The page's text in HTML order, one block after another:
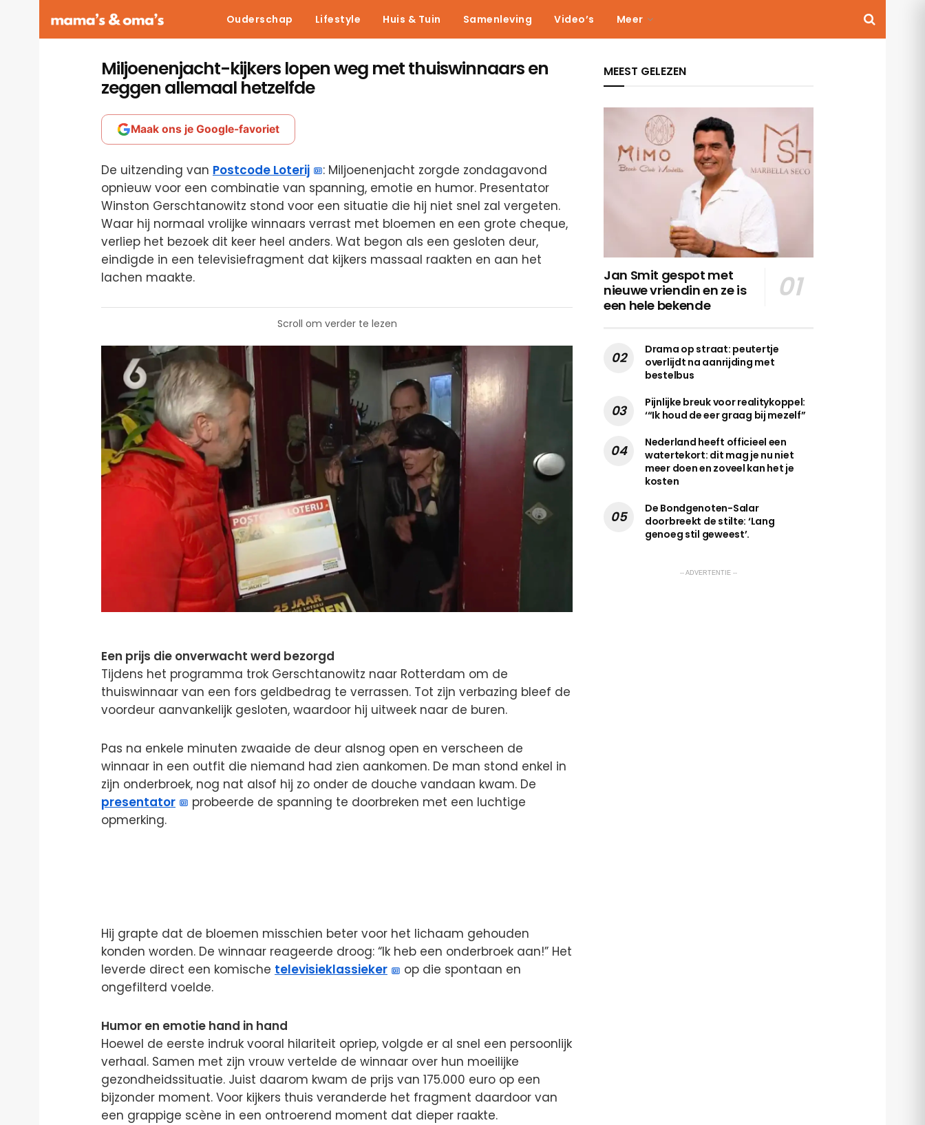
Ouderschap Lifestyle Huis & Tuin Samenleving Video’s Meer
Miljoenenjacht-kijkers lopen weg met thuiswinnaars en
zeggen allemaal hetzelfde
Maak ons je Google-favoriet
De uitzending van Postcode Loterij
: Miljoenenjacht zorgde zondagavond
opnieuw voor een combinatie van spanning, emotie en humor. Presentator
Winston Gerschtanowitz stond voor een situatie die hij niet snel zal vergeten.
Waar hij normaal vrolijke winnaars verrast met bloemen en een grote cheque,
verliep het bezoek dit keer heel anders. Wat begon als een gesloten deur,
eindigde in een televisiefragment dat kijkers massaal raakten en aan het
lachen maakte.
Scroll om verder te lezen
Een prijs die onverwacht werd bezorgd
Tijdens het programma trok Gerschtanowitz naar Rotterdam om de
thuiswinnaar van een fors geldbedrag te verrassen. Tot zijn verbazing bleef de
voordeur aanvankelijk gesloten, waardoor hij uitweek naar de buren.
Pas na enkele minuten zwaaide de deur alsnog open en verscheen de
winnaar in een outfit die niemand had zien aankomen. De man stond enkel in
zijn onderbroek, nog nat alsof hij zo onder de douche vandaan kwam. De
presentator
probeerde de spanning te doorbreken met een luchtige
opmerking.
Hij grapte dat de bloemen misschien beter voor het lichaam gehouden
konden worden. De winnaar reageerde droog: “Ik heb een onderbroek aan!” Het
leverde direct een komische televisieklassieker
op die spontaan en
ongefilterd voelde.
Humor en emotie hand in hand
Hoewel de eerste indruk vooral hilariteit opriep, volgde er al snel een persoonlijk
verhaal. Samen met zijn vrouw vertelde de winnaar over hun moeilijke
gezondheidssituatie. Juist daarom kwam de prijs van 175.000 euro op een
bijzonder moment. Voor kijkers thuis veranderde het fragment daardoor van
een grappige scène in een ontroerend moment dat dieper raakte.
MEEST GELEZEN
Jan Smit gespot met
nieuwe vriendin en ze is
een hele bekende
Drama op straat: peutertje
overlijdt na aanrijding met
bestelbus
Pijnlijke breuk voor realitykoppel:
‘“Ik houd de eer graag bij mezelf”
Nederland heeft officieel een
watertekort: dit mag je nu niet
meer doen en zoveel kan het je
kosten
De Bondgenoten-Salar
doorbreekt de stilte: ‘Lang
genoeg stil geweest’.
-- ADVERTENTIE --